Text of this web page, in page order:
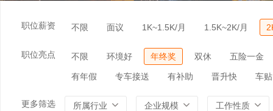
职位薪资 不限 面议 1K~1.5K/月 1.5K~2K/月
职位亮点 不限 环境好 年终奖 双休 五险一金
有年假 专车接送 有补助 晋升快 车贴
更多筛选 所属行业 企业规模 工作性质